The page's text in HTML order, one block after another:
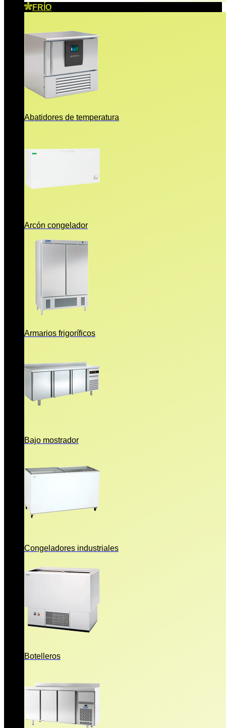
FRÍO
Abatidores de temperatura
Arcón congelador
Armarios frigoríficos
Bajo mostrador
Congeladores industriales
Botelleros